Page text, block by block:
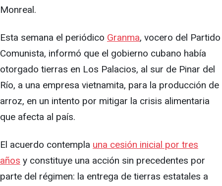
Monreal.
Esta semana el periódico Granma, vocero del Partido
Comunista, informó que el gobierno cubano había
otorgado tierras en Los Palacios, al sur de Pinar del
Río, a una empresa vietnamita, para la producción de
arroz, en un intento por mitigar la crisis alimentaria
que afecta al país.
El acuerdo contempla una cesión inicial por tres
años y constituye una acción sin precedentes por
parte del régimen: la entrega de tierras estatales a